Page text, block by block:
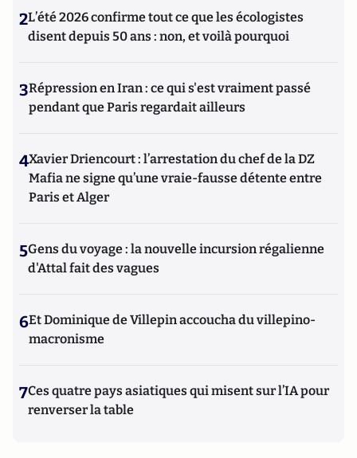
2L’été 2026 confirme tout ce que les écologistes
disent depuis 50 ans : non, et voilà pourquoi
3Répression en Iran : ce qui s'est vraiment passé
pendant que Paris regardait ailleurs
4Xavier Driencourt : l’arrestation du chef de la DZ
Mafia ne signe qu’une vraie-fausse détente entre
Paris et Alger
5Gens du voyage : la nouvelle incursion régalienne
d'Attal fait des vagues
6Et Dominique de Villepin accoucha du villepino-
macronisme
7Ces quatre pays asiatiques qui misent sur l’IA pour
renverser la table